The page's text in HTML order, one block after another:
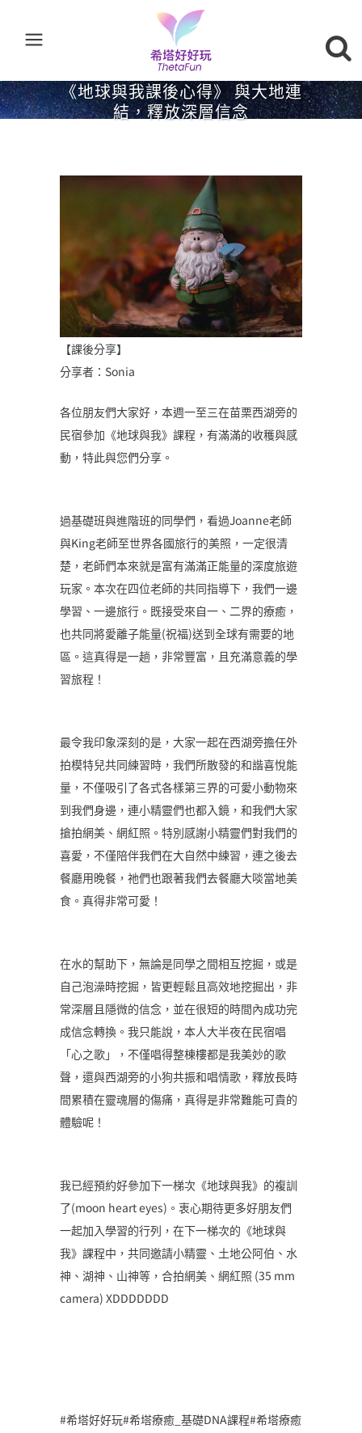
《地球與我課後心得》 與大地連
結，釋放深層信念
【課後分享】
分享者：Sonia
各位朋友們大家好，本週一至三在苗栗西湖旁的
民宿參加《地球與我》課程，有滿滿的收穫與感
動，特此與您們分享。
過基礎班與進階班的同學們，看過Joanne老師
與King老師至世界各國旅行的美照，一定很清
楚，老師們本來就是富有滿滿正能量的深度旅遊
玩家。本次在四位老師的共同指導下，我們一邊
學習、一邊旅行。既接受來自一、二界的療癒，
也共同將愛離子能量(祝福)送到全球有需要的地
區。這真得是一趟，非常豐富，且充滿意義的學
習旅程！
最令我印象深刻的是，大家一起在西湖旁擔任外
拍模特兒共同練習時，我們所散發的和諧喜悅能
量，不僅吸引了各式各樣第三界的可愛小動物來
到我們身邊，連小精靈們也都入鏡，和我們大家
搶拍網美、網紅照。特別感謝小精靈們對我們的
喜愛，不僅陪伴我們在大自然中練習，連之後去
餐廳用晚餐，祂們也跟著我們去餐廳大啖當地美
食。真得非常可愛！
在水的幫助下，無論是同學之間相互挖掘，或是
自己泡澡時挖掘，皆更輕鬆且高效地挖掘出，非
常深層且隱微的信念，並在很短的時間內成功完
成信念轉換。我只能說，本人大半夜在民宿唱
「心之歌」，不僅唱得整棟樓都是我美妙的歌
聲，還與西湖旁的小狗共振和唱情歌，釋放長時
間累積在靈魂層的傷痛，真得是非常難能可貴的
體驗呢！
我已經預約好參加下一梯次《地球與我》的複訓
了(moon heart eyes)。衷心期待更多好朋友們
一起加入學習的行列，在下一梯次的《地球與
我》課程中，共同邀請小精靈、土地公阿伯、水
神、湖神、山神等，合拍網美、網紅照 (35 mm
camera) XDDDDDDD
#希塔好好玩#希塔療癒_基礎DNA課程#希塔療癒